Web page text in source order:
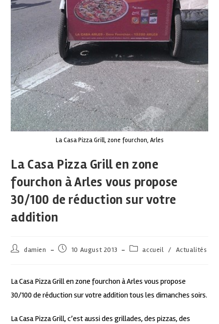
La Casa Pizza Grill, zone fourchon, Arles
La Casa Pizza Grill en zone
fourchon à Arles vous propose
30/100 de réduction sur votre
addition
damien 10 August 2013 accueil / Actualités
La Casa Pizza Grill en zone fourchon à Arles vous propose
30/100 de réduction sur votre addition tous les dimanches soirs.
La Casa Pizza Grill, c’est aussi des grillades, des pizzas, des